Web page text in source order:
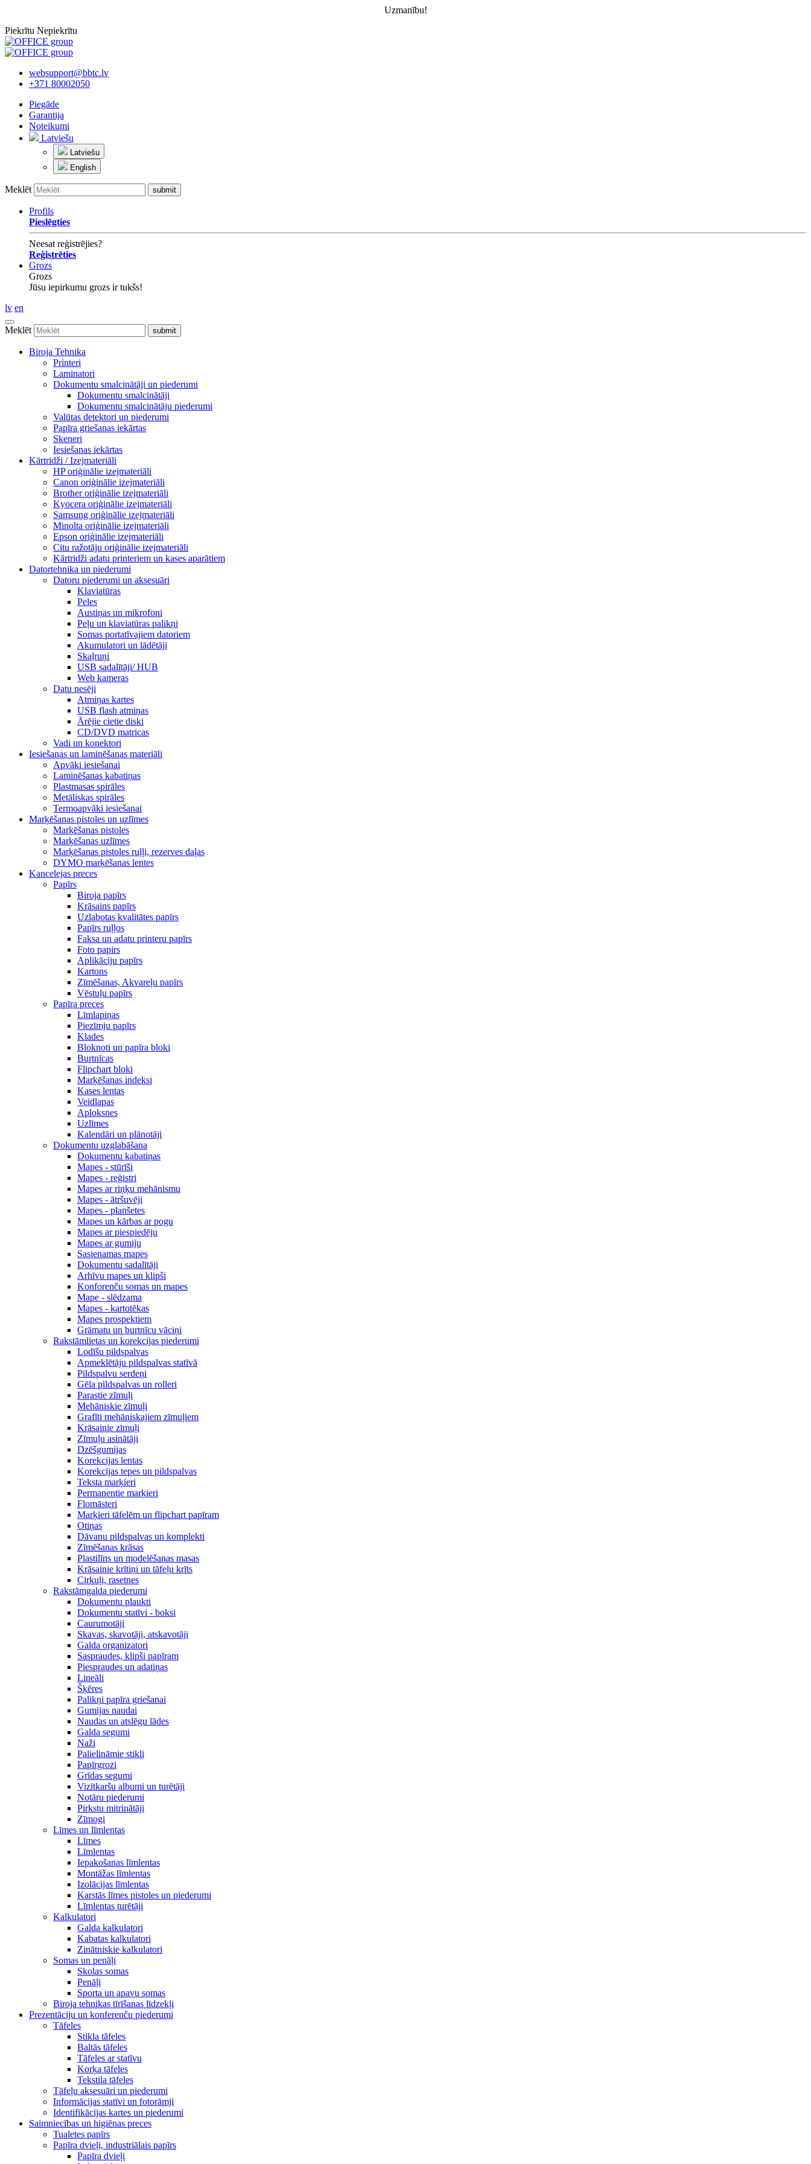
Uzmanību!
Piekrītu Nepiekrītu
websupport@bbtc.lv
+371 80002050
Piegāde
Garantija
Noteikumi
Latviešu
Latviešu
English
Meklēt
Profils
Pieslēgties
Neesat reģistrējies?
Reģistrēties
Grozs
Grozs
Jūsu iepirkumu grozs ir tukšs!
lv en
Meklēt
Biroja Tehnika
Printeri
Laminatori
Dokumentu smalcinātāji un piederumi
Dokumentu smalcinātāji
Dokumentu smalcinātāju piederumi
Valūtas detektori un piederumi
Papīra griešanas iekārtas
Skeneri
Iesiešanas iekārtas
Kārtridži / Izejmateriāli
HP oriģinālie izejmateriāli
Canon oriģinālie izejmateriāli
Brother oriģinālie izejmateriāli
Kyocera oriģinālie izejmateriāli
Samsung oriģinālie izejmateriāli
Minolta oriģinālie izejmateriāli
Epson oriģinālie izejmateriāli
Citu ražotāju oriģinālie izejmateriāli
Kārtridži adatu printeriem un kases aparātiem
Datortehnika un piederumi
Datoru piederumi un aksesuāri
Klaviatūras
Peles
Austiņas un mikrofoni
Peļu un klaviatūras palikņi
Somas portatīvajiem datoriem
Akumulatori un lādētāji
Skaļruņi
USB sadalītāji/ HUB
Web kameras
Datu nesēji
Atmiņas kartes
USB flash atmiņas
Ārējie cietie diski
CD/DVD matricas
Vadi un konektori
Iesiešanas un laminēšanas materiāli
Apvāki iesiešanai
Laminēšanas kabatiņas
Plastmasas spirāles
Metāliskas spirāles
Termoapvāki iesiešanai
Marķēšanas pistoles un uzlīmes
Marķēšanas pistoles
Marķēšanas uzlīmes
Marķēšanas pistoles ruļļi, rezerves daļas
DYMO marķēšanas lentes
Kancelejas preces
Papīrs
Biroja papīrs
Krāsains papīrs
Uzlabotas kvalitātes papīrs
Papīrs ruļļos
Faksa un adatu printeru papīrs
Foto papirs
Aplikāciju papīrs
Kartons
Zīmēšanas, Akvareļu papīrs
Vēstuļu papīrs
Papīra preces
Līmlapiņas
Piezīmju papīrs
Klades
Bloknoti un papīra bloki
Burtnīcas
Flipchart bloki
Marķēšanas indeksi
Kases lentas
Veidlapas
Aploksnes
Uzlīmes
Kalendāri un plānotāji
Dokumentu uzglabāšana
Dokumentu kabatiņas
Mapes - stūrīši
Mapes - reģistri
Mapes ar riņķu mehānismu
Mapes - ātršuvēji
Mapes - planšetes
Mapes un kārbas ar pogu
Mapes ar piespiedēju
Mapes ar gumiju
Sasienamas mapes
Dokumentu sadalītāji
Arhīvu mapes un klipši
Konforenču somas un mapes
Mape - slēdzama
Mapes - kartotēkas
Mapes prospektiem
Grāmatu un burtnīcu vāciņi
Rakstāmlietas un korekcijas piederumi
Lodīšu pildspalvas
Apmeklētāju pildspalvas statīvā
Pildspalvu serdeņi
Gēla pildspalvas un rolleri
Parastie zīmuļi
Mehāniskie zīmuļi
Grafīti mehāniskajiem zīmuļiem
Krāsainie zīmuļi
Zīmuļu asinātāji
Dzēšgumijas
Korekcijas lentas
Korekcijas tepes un pildspalvas
Teksta marķieri
Permanentie marķieri
Flomāsteri
Marķieri tāfelēm un flipchart papīram
Otiņas
Dāvanu pildspalvas un komplekti
Zīmēšanas krāsas
Plastilīns un modelēšanas masas
Krāsainie krītiņi un tāfeļu krīts
Cirkuļi, rasetnes
Rakstāmgalda piederumi
Dokumentu plaukti
Dokumentu statīvi - boksi
Caurumotāji
Skavas, skavotāji, atskavotāji
Galda organizatori
Saspraudes, klipši papīram
Piespraudes un adatiņas
Lineāli
Šķēres
Palikņi papīra griešanai
Gumijas naudai
Naudas un atslēgu lādes
Galda segumi
Naži
Palielināmie stikli
Papīrgrozi
Grīdas segumi
Vizītkaršu albumi un turētāji
Notāru piederumi
Pirkstu mitrinātāji
Zīmogi
Līmes un līmlentas
Līmes
Līmlentas
Iepakošanas līmlentas
Montāžas līmlentas
Izolācijas līmlentas
Karstās līmes pistoles un piederumi
Līmlentas turētāji
Kalkulatori
Galda kalkulatori
Kabatas kalkulatori
Zinātniskie kalkulatori
Somas un penāļi
Skolas somas
Penāļi
Sporta un apavu somas
Biroja tehnikas tīrīšanas līdzekļi
Prezentāciju un konferenču piederumi
Tāfeles
Stikla tāfeles
Baltās tāfeles
Tāfeles ar statīvu
Korķa tāfeles
Tekstila tāfeles
Tāfeļu aksesuāri un piederumi
Informācijas statīvi un fotorāmji
Identifikācijas kartes un piederumi
Saimniecības un higiēnas preces
Tualetes papīrs
Papīra dvieļi, industriālais papīrs
Papīra dvieļi